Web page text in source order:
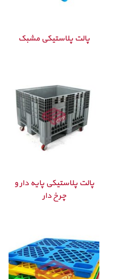
پالت پلاستیکی مشبک
پالت پلاستیکی پایه دار و
چرخ دار